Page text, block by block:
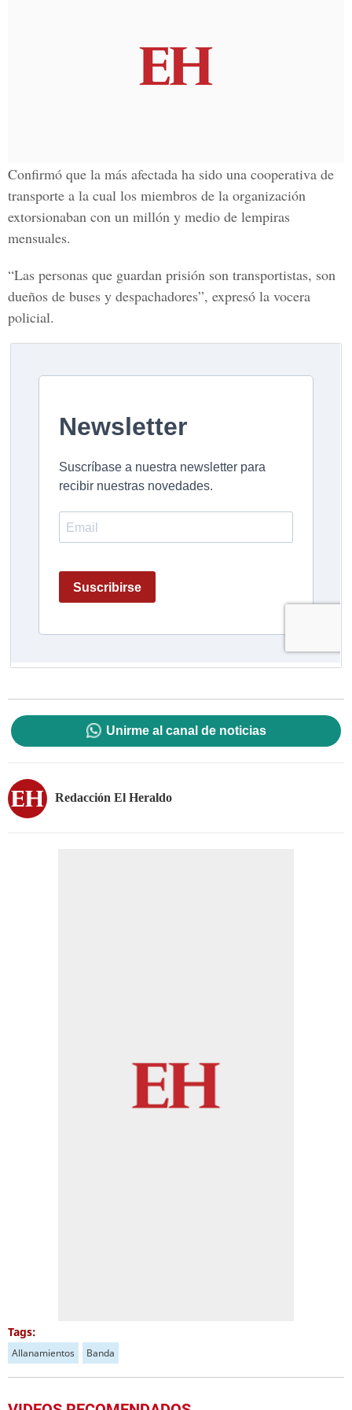
Confirmó que la más afectada ha sido una cooperativa de
transporte a la cual los miembros de la organización
extorsionaban con un millón y medio de lempiras
mensuales.
“Las personas que guardan prisión son transportistas, son
dueños de buses y despachadores”, expresó la vocera
policial.
Unirme al canal de noticias
Redacción El Heraldo
Tags:
Allanamientos Banda